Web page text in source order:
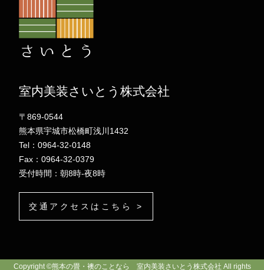
室内美装さいとう株式会社
〒869-0544
熊本県宇城市松橋町浅川1432
Tel：0964-32-0148
Fax：0964-32-0379
受付時間：朝8時-夜8時
交通アクセスはこちら >
Copyright ©熊本の畳・襖のことなら 室内美装さいとう株式会社 All rights